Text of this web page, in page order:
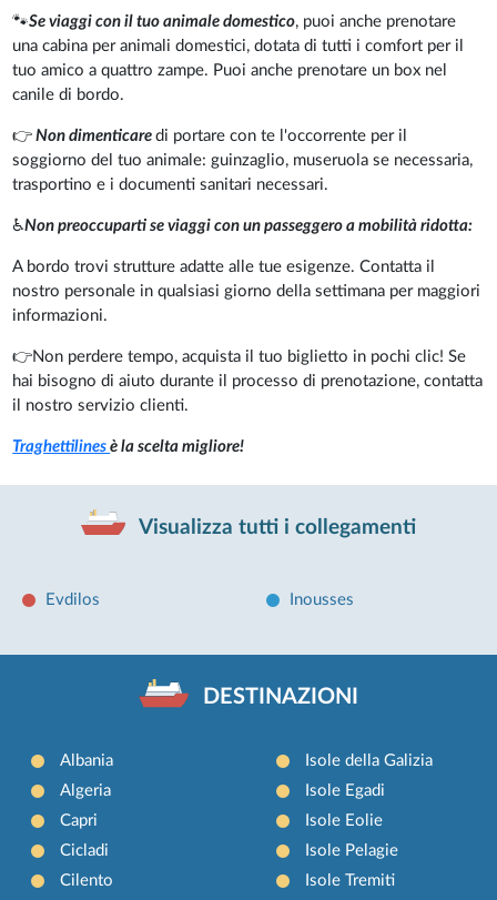
🐾Se viaggi con il tuo animale domestico, puoi anche prenotare
una cabina per animali domestici, dotata di tutti i comfort per il
tuo amico a quattro zampe. Puoi anche prenotare un box nel
canile di bordo.
👉 Non dimenticaredi portare con te l'occorrente per il
soggiorno del tuo animale: guinzaglio, museruola se necessaria,
trasportino e i documenti sanitari necessari.
♿Non preoccuparti se viaggi con un passeggero a mobilità ridotta:
A bordo trovi strutture adatte alle tue esigenze. Contatta il
nostro personale in qualsiasi giorno della settimana per maggiori
informazioni.
👉Non perdere tempo, acquista il tuo biglietto in pochi clic! Se
hai bisogno di aiuto durante il processo di prenotazione, contatta
il nostro servizio clienti.
Traghettilinesè la scelta migliore!
Visualizza tutti i collegamenti
Evdilos Inousses
DESTINAZIONI
Albania
Algeria
Capri
Cicladi
Cilento
Isole della Galizia
Isole Egadi
Isole Eolie
Isole Pelagie
Isole Tremiti